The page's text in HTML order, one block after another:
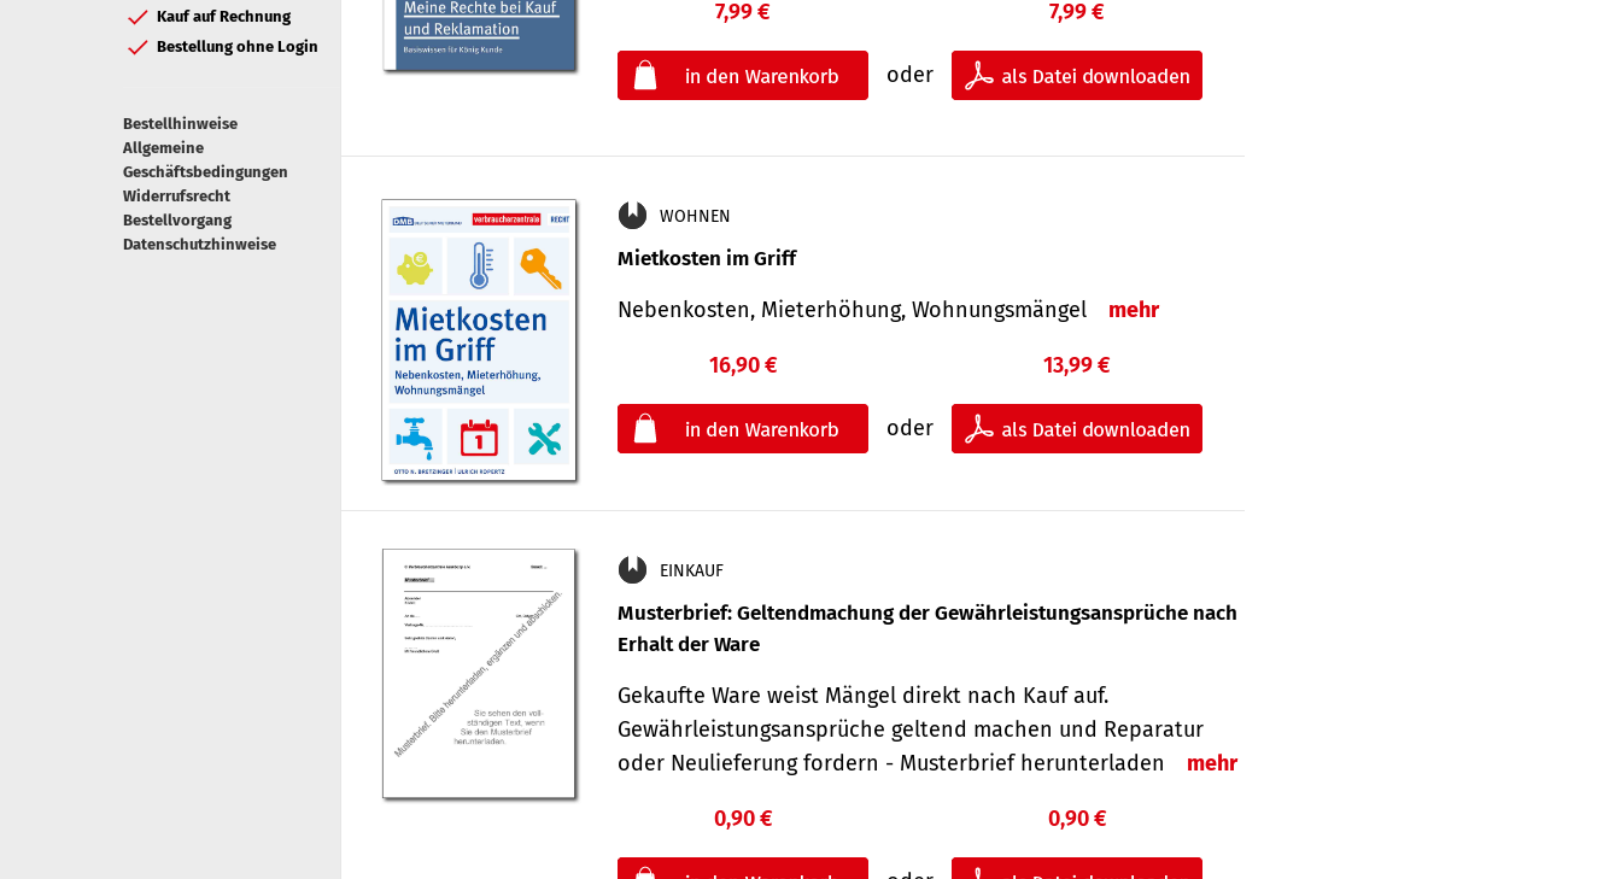
Kauf auf Rechnung
Bestellung ohne Login
Bestellhinweise
Allgemeine
Geschäftsbedingungen
Widerrufsrecht
Bestellvorgang
Datenschutzhinweise
7,99 €
oder
7,99 €
WOHNEN
Mietkosten im Griff
Nebenkosten, Mieterhöhung, Wohnungsmängel mehr
16,90 €
oder
13,99 €
EINKAUF
Musterbrief: Geltendmachung der Gewährleistungsansprüche nach
Erhalt der Ware
Gekaufte Ware weist Mängel direkt nach Kauf auf.
Gewährleistungsansprüche geltend machen und Reparatur
oder Neulieferung fordern - Musterbrief herunterladen
mehr
0,90 € 0,90 €